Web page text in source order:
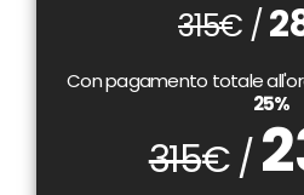
315€ /
Con pagamento totale
25%
315€ /